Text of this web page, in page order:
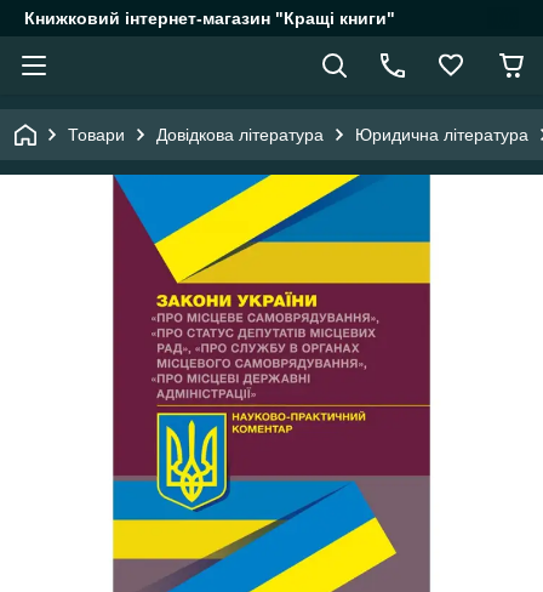
Книжковий інтернет-магазин "Кращі книги"
Товари Довідкова література Юридична література